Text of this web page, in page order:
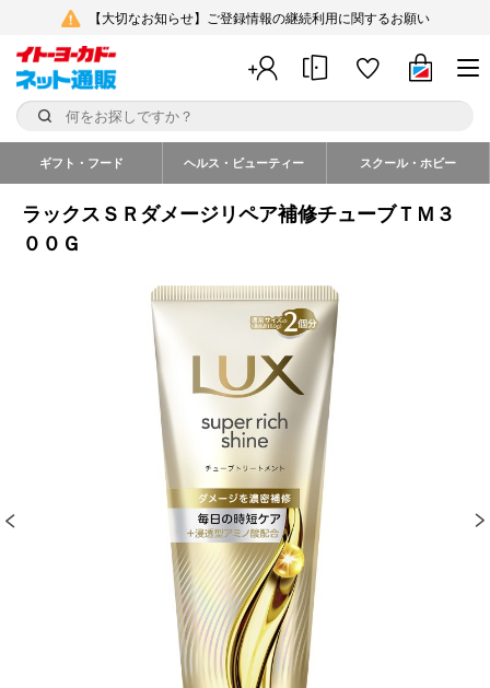
【大切なお知らせ】ご登録情報の継続利用に関するお願い
ギフト・フード ヘルス・ビューティー スクール・ホビー
ラックスＳＲダメージリペア補修チューブＴＭ３
００Ｇ